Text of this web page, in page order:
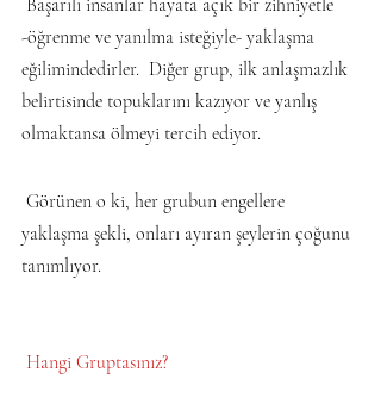
-öğrenme ve yanılma isteğiyle- yaklaşma
eğilimindedirler.  Diğer grup, ilk anlaşmazlık
belirtisinde topuklarını kazıyor ve yanlış
olmaktansa ölmeyi tercih ediyor.
yaklaşma şekli, onları ayıran şeylerin çoğunu
tanımlıyor.
Hangi Gruptasınız?